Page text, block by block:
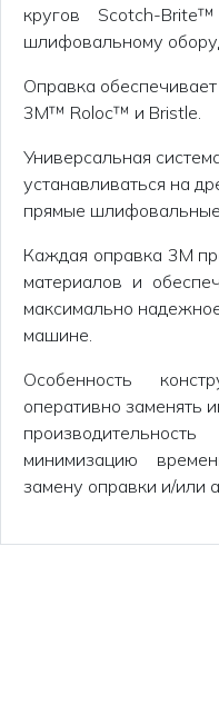
кругов Scotch-
шлифовальному
Оправка
3M™ Roloc™ и Bristle.
Универсальная
устанавливаться на
прямые
Каждая оправка 3M
материалов и
максимально
машине.
Особенность
оперативно заменять
минимизацию
замену оправки и/или